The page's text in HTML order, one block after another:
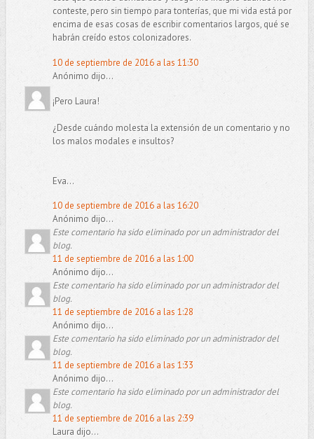
conteste, pero sin tiempo para tonterías, que mi vida está por
encima de esas cosas de escribir comentarios largos, qué se
habrán creído estos colonizadores.
10 de septiembre de 2016 a las 11:30
Anónimo dijo...
¡Pero Laura!
¿Desde cuándo molesta la extensión de un comentario y no
los malos modales e insultos?
Eva...
10 de septiembre de 2016 a las 16:20
Anónimo dijo...
Este comentario ha sido eliminado por un administrador del
blog.
11 de septiembre de 2016 a las 1:00
Anónimo dijo...
Este comentario ha sido eliminado por un administrador del
blog.
11 de septiembre de 2016 a las 1:28
Anónimo dijo...
Este comentario ha sido eliminado por un administrador del
blog.
11 de septiembre de 2016 a las 1:33
Anónimo dijo...
Este comentario ha sido eliminado por un administrador del
blog.
11 de septiembre de 2016 a las 2:39
Laura dijo...